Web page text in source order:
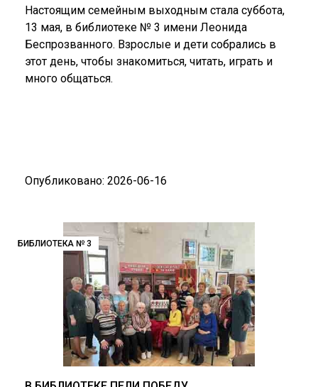
Настоящим семейным выходным стала суббота,
13 мая, в библиотеке № 3 имени Леонида
Беспрозванного. Взрослые и дети собрались в
этот день, чтобы знакомиться, читать, играть и
много общаться.
Опубликовано: 2026-06-16
БИБЛИОТЕКА № 3